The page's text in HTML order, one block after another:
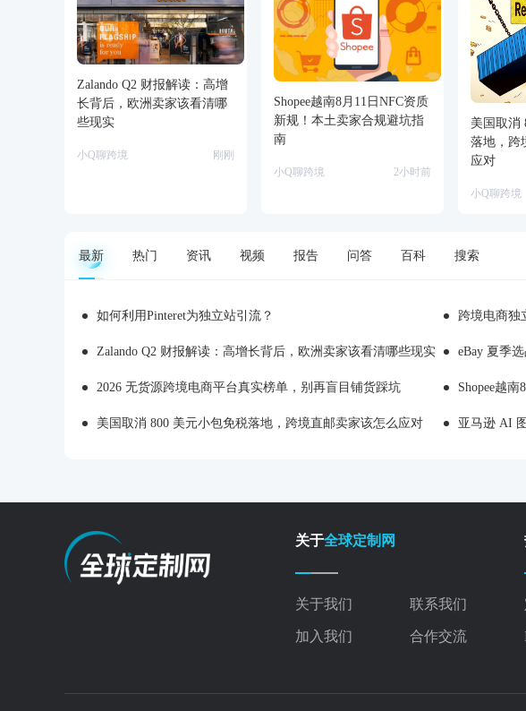
Zalando Q2 财报解读：高增
长背后，欧洲卖家该看清哪
些现实
小Q聊跨境 刚刚
Shopee越南8月11日NFC资质
新规！本土卖家合规避坑指
南
小Q聊跨境 2小时前
美国取消
落地，跨
应对
小Q聊跨境
最新 热门 资讯 视频 报告 问答 百科 搜索
如何利用Pinteret为独立站引流？ 跨境电商独
Zalando Q2 财报解读：高增长背后，欧洲卖家该看清哪些现实 eBay 夏季选
2026 无货源跨境电商平台真实榜单，别再盲目铺货踩坑 Shopee越
美国取消 800 美元小包免税落地，跨境直邮卖家该怎么应对 亚马逊 AI
关于全球定制网
关于我们 联系我们
加入我们 合作交流